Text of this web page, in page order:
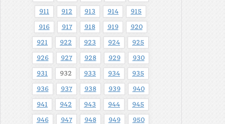
911 912 913 914 915
916 917 918 919 920
921 922 923 924 925
926 927 928 929 930
931 932 933 934 935
936 937 938 939 940
941 942 943 944 945
946 947 948 949 950